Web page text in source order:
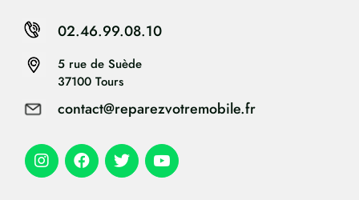
5 rue de Suède
37100 Tours
contact@reparezvotremobile.fr
02.46.99.08.10